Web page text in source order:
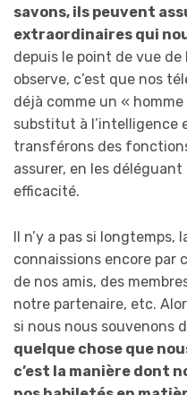
savons, ils peuvent
extraordinaires qui
depuis le point de vue de
observe, c’est que nos
déjà comme un «
substitut à l’intelligence
transférons des
assurer, en les
efficacité.
Il n’y a pas si longtemps,
connaissions encore par
de nos amis, des
notre partenaire, etc.
si nous nous souvenons
quelque chose que
c’est la manière dont